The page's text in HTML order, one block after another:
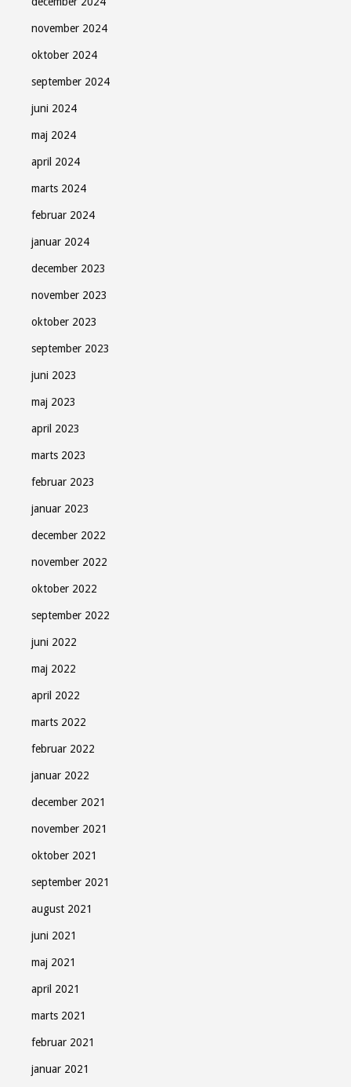
november 2024
oktober 2024
september 2024
juni 2024
maj 2024
april 2024
marts 2024
februar 2024
januar 2024
december 2023
november 2023
oktober 2023
september 2023
juni 2023
maj 2023
april 2023
marts 2023
februar 2023
januar 2023
december 2022
november 2022
oktober 2022
september 2022
juni 2022
maj 2022
april 2022
marts 2022
februar 2022
januar 2022
december 2021
november 2021
oktober 2021
september 2021
august 2021
juni 2021
maj 2021
april 2021
marts 2021
februar 2021
januar 2021